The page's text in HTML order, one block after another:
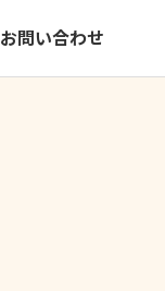
お問い合わせ